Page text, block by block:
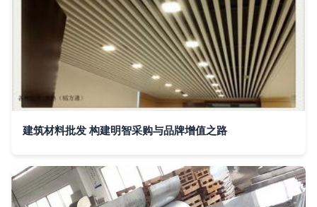
建筑材料批发 构建明智采购与品牌增值之路